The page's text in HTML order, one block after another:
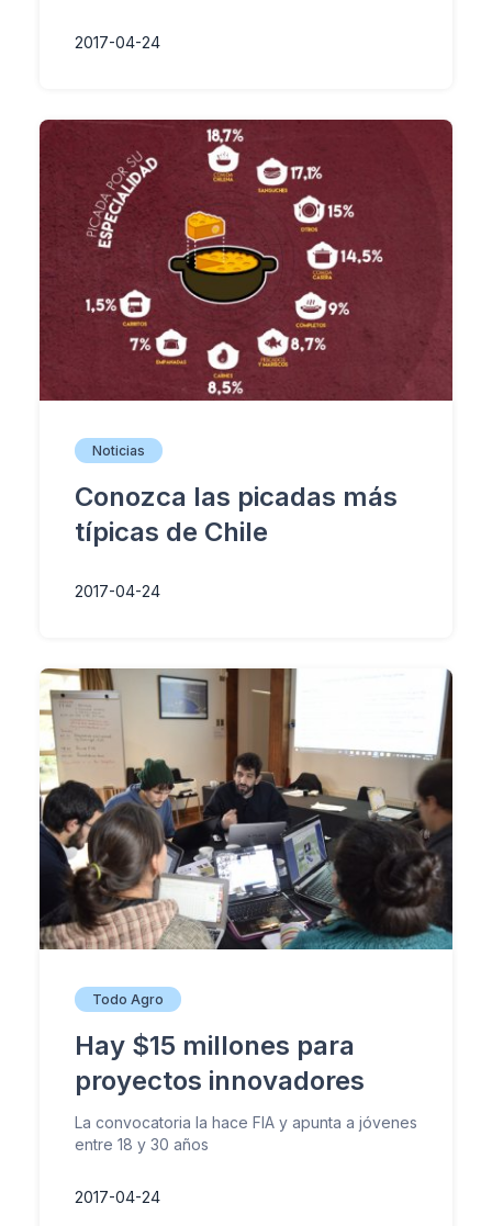
2017-04-24
Noticias
Conozca las picadas más
típicas de Chile
2017-04-24
Todo Agro
Hay $15 millones para
proyectos innovadores
La convocatoria la hace FIA y apunta a jóvenes
entre 18 y 30 años
2017-04-24